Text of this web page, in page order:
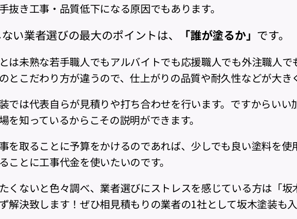
抜き工事・品質低下になる原因でもあります。
い業者選びの最大のポイントは、 「誰が塗るか」 です。
は未熟な若手職人でもアルバイトでも応援職人でも外注職人
とこだわり方が違うので、仕上がりの品質や耐久性などが大き
では代表自らが見積りや打ち合わせを行います。ですからいい
を知っているからこその説明ができます。
を取ることに予算をかけるのであれば、少しでも良い塗料を使
ことに工事代金を使いたいのです。
くないと色々調べ、業者選びにストレスを感じている方は「坂
解決致します！ぜひ相見積もりの業者の1社として坂木塗装も